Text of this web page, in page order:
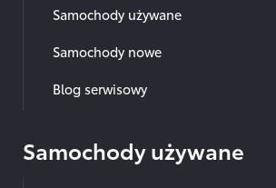
Samochody używane
Samochody nowe
Blog serwisowy
Samochody używane